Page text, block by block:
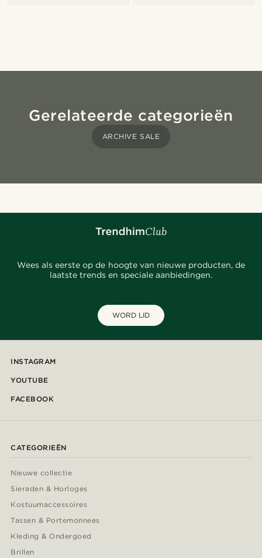
Gerelateerde categorieën
ARCHIVE SALE
Wees als eerste op de hoogte van nieuwe producten, de
laatste trends en speciale aanbiedingen.
WORD LID
INSTAGRAM
YOUTUBE
FACEBOOK
CATEGORIEËN
Nieuwe collectie
Sieraden & Horloges
Kostuumaccessoires
Tassen & Portemonnees
Kleding & Ondergoed
Brillen